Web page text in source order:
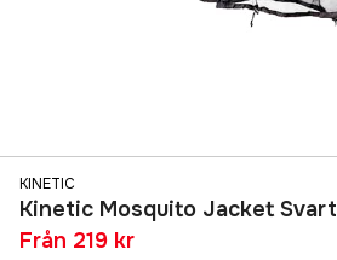
KINETIC
Kinetic Mosquito Jacket Svart
Från 219 kr